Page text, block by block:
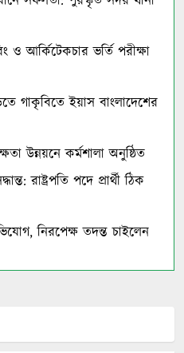
ও আর্কিটেকচার ভর্তি পরীক্ষা
গাকৃবিতে ইয়াস বাংলাদেশের
উন্নয়নে কর্মশালা অনুষ্ঠিত
রাষ্ট্রপতি পদে প্রার্থী ঠিক
নিরপেক্ষ তদন্ত চাইলেন